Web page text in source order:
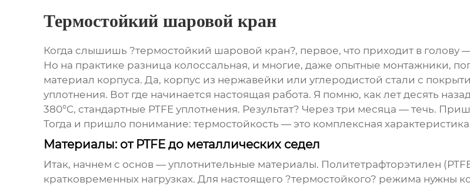
Термостойкий шаровой кран
Когда слышишь ?термостойкий шаровой кран?, первое, что приходит в голову
Но на практике разница колоссальная, и многие, даже опытные монтажники,
материал корпуса. Да, корпус из нержавейки или углеродистой стали с
уплотнения. Вот где начинается настоящая работа. Я помню, как лет десять
380°C, стандартные PTFE уплотнения. Результат? Через три месяца — течь.
Тогда и пришло понимание: термостойкость — это комплексная
Материалы: от PTFE до металлических седел
Итак, начнем с основ — уплотнительные материалы. Политетрафторэтилен
кратковременных нагрузках. Для настоящего ?термостойкого? режима нужны